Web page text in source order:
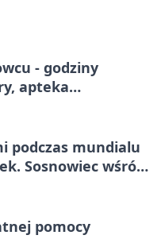
- godziny
apteka
podczas mundialu
Sosnowiec wśród
pomocy